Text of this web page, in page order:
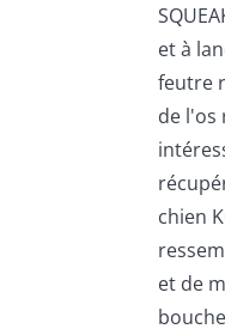
et à
feutre
de l'os
chien
et de